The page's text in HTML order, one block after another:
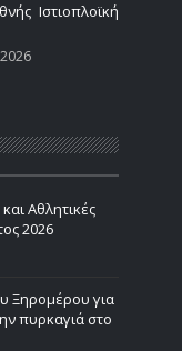
Ιστιοπλοϊκή
Αθλητικές
2026
Ξηρομέρου για
πυρκαγιά στο